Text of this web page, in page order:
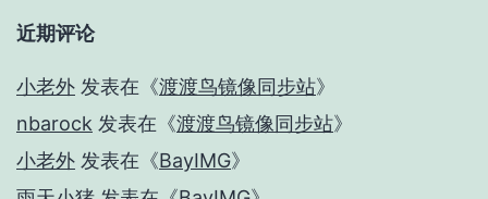
近期评论
小老外 发表在《渡渡鸟镜像同步站》
nbarock 发表在《渡渡鸟镜像同步站》
小老外 发表在《BayIMG》